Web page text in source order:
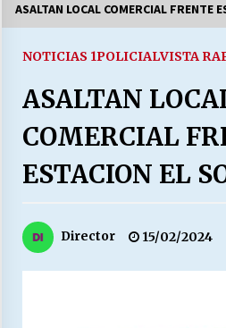
cuándo van a
HISTORIA
27/07/2026
ASALTAN LOCAL COMERCIAL FRENTE
NOTICIAS 1POLICIALVISTA
ASALTAN
COMERCIAL
ESTACION EL
Director 15/02/2024